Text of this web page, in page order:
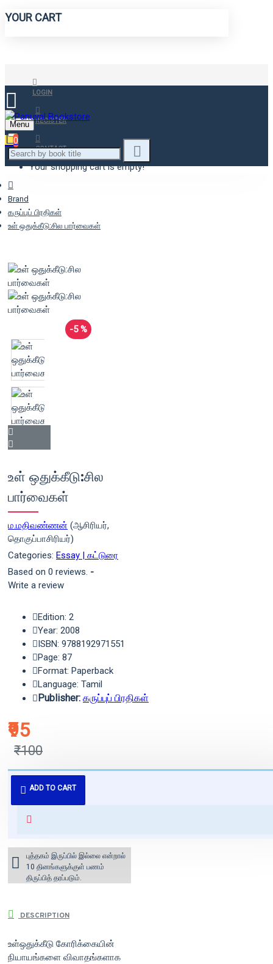
YOUR CART
LOGIN
REGISTER
CONTACT
Menu
0
Your shopping cart is empty!
Brand
கருப்புப் பிரதிகள்
உள் ஒதுக்கீடு:சில பார்வைகள்
-5 %
உள் ஒதுக்கீடு:சில
பார்வைகள்
ம.மதிவண்ணன் (ஆசிரியர்,
தொகுப்பாசிரியர்)
Categories: Essay | கட்டுரை
Based on 0 reviews. -
Write a review
₹95
₹100
Edition: 2
Year: 2008
ISBN: 9788192971551
Page: 87
Format: Paperback
Language: Tamil
Publisher: கருப்புப் பிரதிகள்
ADD TO CART
புத்தகம் 3 - 7 நாட்களில் அனுப்பி
வைக்கப்படும்.
for orders above ₹1000 within
புத்தகம் இருப்பில் இல்லை என்றால்
10 தினங்களுக்குள் பணம்
திருப்பித் தரப்படும்.
DESCRIPTION
உள்ஒதுக்கீடு கோரிக்கையின்
நியாயங்களை விவாதங்களாக